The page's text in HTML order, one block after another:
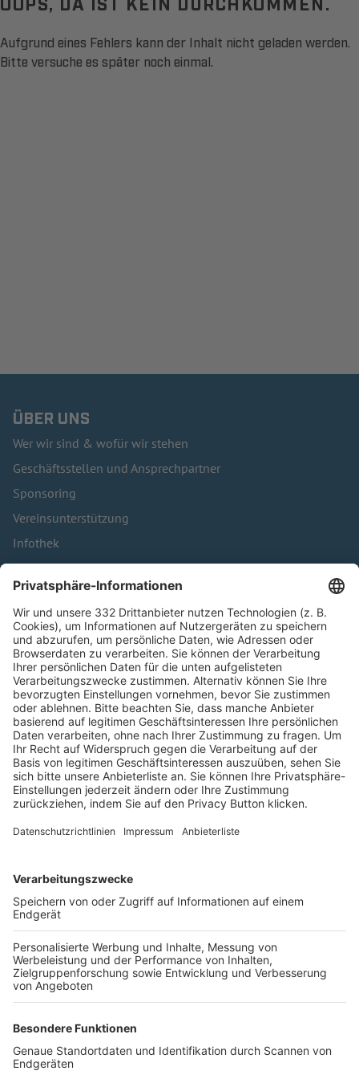
Aufgrund eines Fehlers kann der Inhalt nicht geladen werden.
Bitte versuche es später noch einmal.
ÜBER UNS
Wer wir sind & wofür wir stehen
Geschäftsstellen und Ansprechpartner
Sponsoring
Vereinsunterstützung
Infothek
Kontakt
HÄUFIG BESUCHTE SEITEN
Pässe und Vereinswechsel
Trainerausbildung
Schulungsangebot Vereinsmitarbeiter
BFV-Geschäftsstellen
Trainerbörse
Login SpielPlus
FOLGE DEM BFV
TOP-VEREINE
TOP-PARTNER